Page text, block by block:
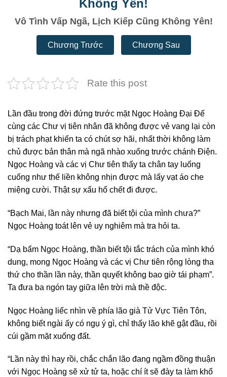
Không Yên!
Vô Tình Vấp Ngã, Lịch Kiếp Cũng Không Yên!
Chương Trước Chương Sau
Rate this post
Lần đầu trong đời đứng trước mặt Ngọc Hoàng Đại Đế
cùng các Chư vị tiên nhân đã không được vẻ vang lại còn
bị trách phạt khiến ta có chút sợ hãi, nhất thời không làm
chủ được bản thân mà ngã nhào xuống trước chánh Điện.
Ngọc Hoàng và các vị Chư tiên thấy ta chân tay luống
cuống như thế liền không nhịn được mà lấy vạt áo che
miệng cười. Thật sự xấu hổ chết đi được.
“Bạch Mai, lần này nhưng đã biết tội của mình chưa?”
Ngọc Hoàng toát lên vẻ uy nghiêm mà tra hỏi ta.
“Dạ bẩm Ngọc Hoàng, thần biết tội tắc trách của mình khó
dung, mong Ngọc Hoàng và các vị Chư tiên rộng lòng tha
thứ cho thần lần này, thần quyết không bao giờ tái phạm”.
Ta đưa ba ngón tay giữa lên trời mà thề độc.
Ngọc Hoàng liếc nhìn về phía lão già Tử Vực Tiên Tôn,
không biết ngài ấy có ngụ ý gì, chỉ thấy lão khẽ gật đầu, rồi
cúi gầm mặt xuống đất.
“Lần này thì hay rồi, chắc chắn lão đang ngầm đồng thuận
với Ngọc Hoàng sẽ xử tử ta, hoặc chí ít sẽ đày ta làm khổ